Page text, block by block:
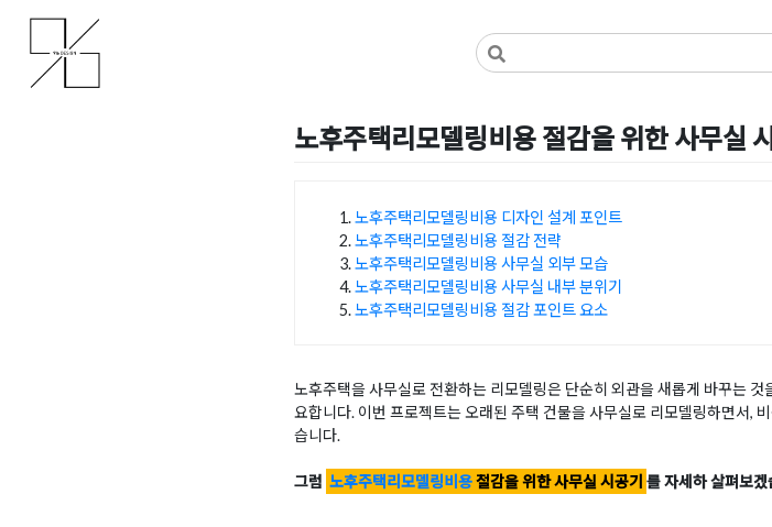
content
사무실인테리어 디자인 공사 비용견적 플랫폼
사무실인테리어 916
노후주택리모델링비용 절감을 위한 사무실
노후주택리모델링비용 디자인 설계 포인트
노후주택리모델링비용 절감 전략
노후주택리모델링비용 사무실 외부 모습
노후주택리모델링비용 사무실 내부 분위기
노후주택리모델링비용 절감 포인트 요소
노후주택을 사무실로 전환하는 리모델링은 단순히 외관을 새롭게 바꾸는
요합니다. 이번 프로젝트는 오래된 주택 건물을 사무실로 리모델링하면서,
습니다.
그럼 노후주택리모델링비용절감을 위한 사무실 시공기 를 자세하 살펴보겠